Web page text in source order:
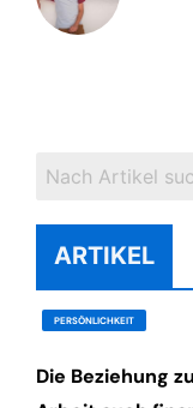
ARTIKEL
PERSÖNLICHKEIT
Die Beziehung